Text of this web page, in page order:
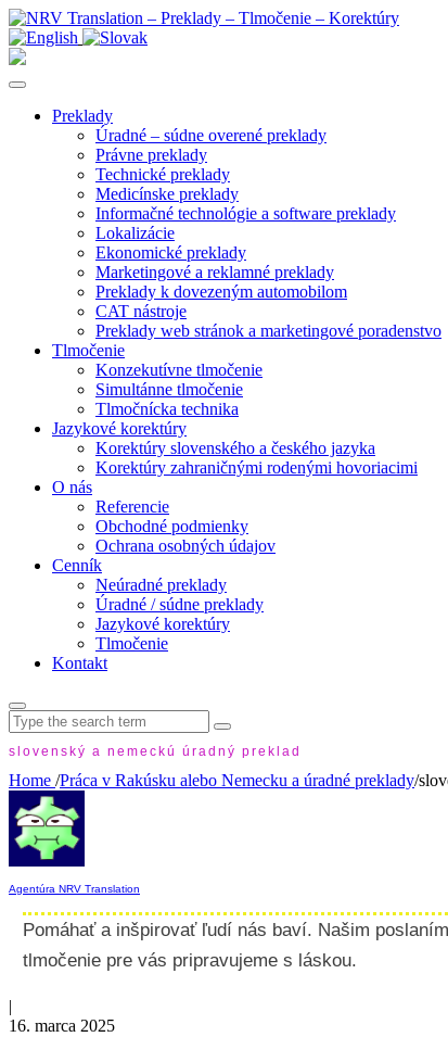
Preklady
Úradné – súdne overené preklady
Právne preklady
Technické preklady
Medicínske preklady
Informačné technológie a software preklady
Lokalizácie
Ekonomické preklady
Marketingové a reklamné preklady
Preklady k dovezeným automobilom
CAT nástroje
Preklady web stránok a marketingové poradenstvo
Tlmočenie
Konzekutívne tlmočenie
Simultánne tlmočenie
Tlmočnícka technika
Jazykové korektúry
Korektúry slovenského a českého jazyka
Korektúry zahraničnými rodenými hovoriacimi
O nás
Referencie
Obchodné podmienky
Ochrana osobných údajov
Cenník
Neúradné preklady
Úradné / súdne preklady
Jazykové korektúry
Tlmočenie
Kontakt
Search
for:
slovenský a nemeckú úradný preklad
Home /Práca v Rakúsku alebo Nemecku a úradné preklady/
Agentúra NRV Translation
Pomáhať a inšpirovať ľudí nás baví. Našim
tlmočenie pre vás pripravujeme s láskou.
|
16. marca 2025